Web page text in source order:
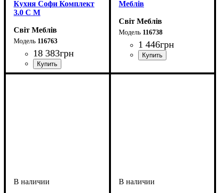
Кухня Софи Комплект
3.0 С М
Світ Меблів
116763
18 383грн
ширина, мм: 3000
высота, мм: н820-в920
глубина, мм: 600
Меблів
Світ Меблів
116738
1 446грн